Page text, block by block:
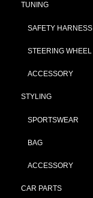
TUNING
SAFETY HARNESS
STEERING WHEEL
ACCESSORY
STYLING
SPORTSWEAR
BAG
ACCESSORY
CAR PARTS